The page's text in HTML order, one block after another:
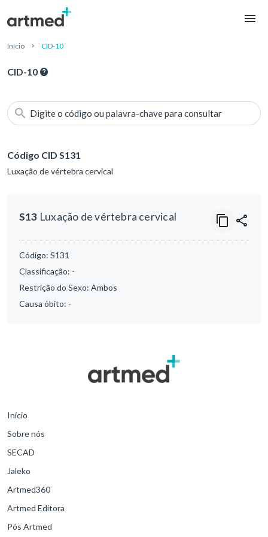
Início CID-10
CID-10
Digite o código ou palavra-chave para consultar
Código CID S131
Luxação de vértebra cervical
S13 Luxação de vértebra cervical
Código: S131
Classificação: -
Restrição do Sexo: Ambos
Causa óbito: -
Início
Sobre nós
SECAD
Jaleko
Artmed360
Artmed Editora
Pós Artmed